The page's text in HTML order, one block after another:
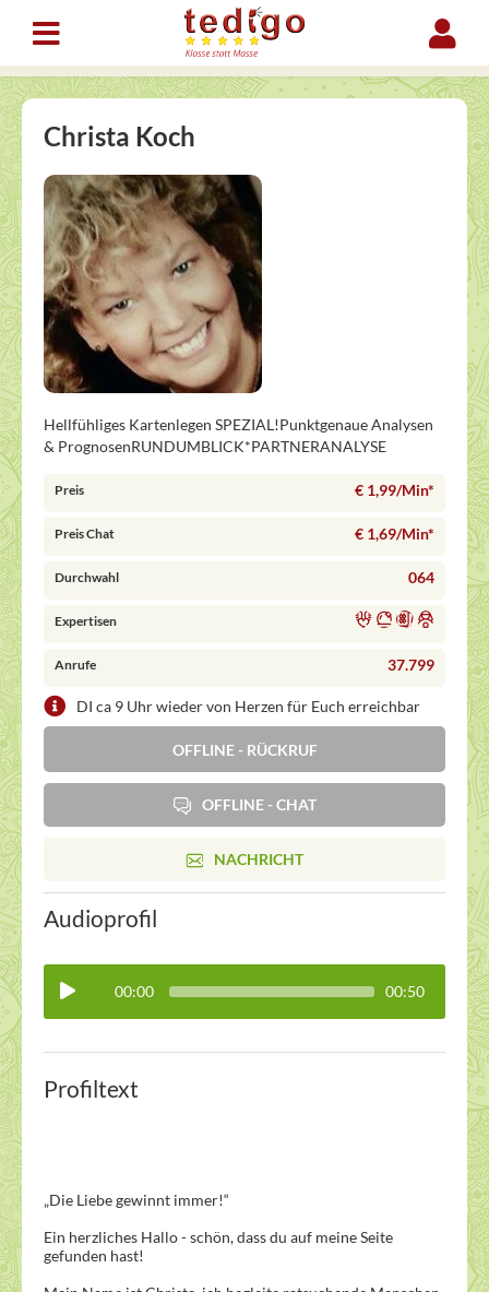
Christa Koch
Hellfühliges Kartenlegen SPEZIAL!Punktgenaue Analysen
& PrognosenRUNDUMBLICK*PARTNERANALYSE
Preis € 1,99/Min*
Preis Chat € 1,69/Min*
Durchwahl 064
Expertisen
Anrufe 37.799
DI ca 9 Uhr wieder von Herzen für Euch erreichbar
OFFLINE - RÜCKRUF
OFFLINE - CHAT
NACHRICHT
Audioprofil
00:00 00:50
Profiltext
„Die Liebe gewinnt immer!“
Ein herzliches Hallo - schön, dass du auf meine Seite
gefunden hast!